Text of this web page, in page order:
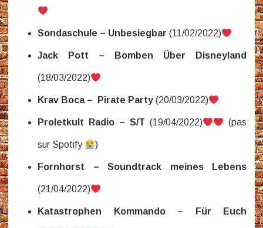
Sondaschule – Unbesiegbar (11/02/2022)
Jack Pott – Bomben Über Disneyland
(18/03/2022)
Krav Boca – Pirate Party (20/03/2022)
Proletkult Radio – S/T (19/04/2022) (pas
sur Spotify )
Fornhorst – Soundtrack meines Lebens
(21/04/2022)
Katastrophen Kommando – Für Euch